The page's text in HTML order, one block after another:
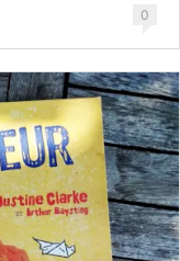
0